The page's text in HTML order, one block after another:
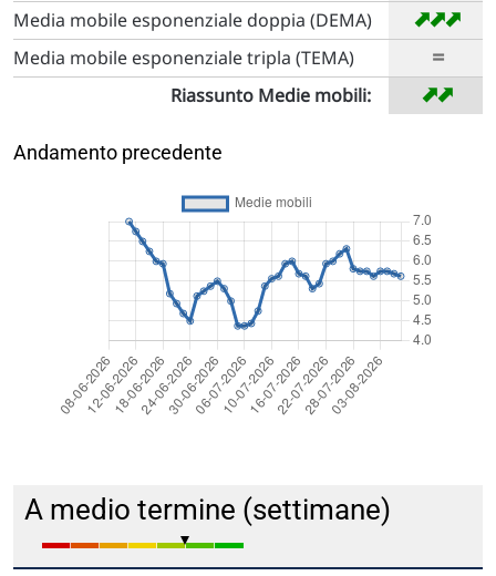
Media mobile esponenziale doppia (DEMA) ➡
➡
➡
Media mobile esponenziale tripla (TEMA) =
Riassunto Medie mobili: ➡
➡
Andamento precedente
A medio termine (settimane)